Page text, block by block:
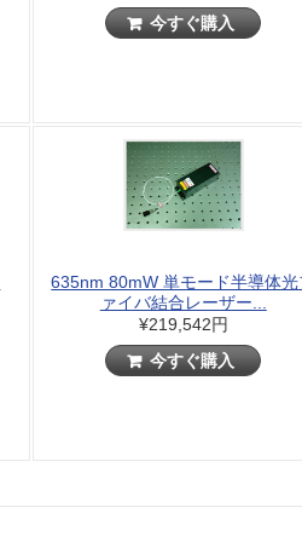
今すぐ購入
635nm 80mW 単モード半導体光
ァイバ結合レーザー...
¥219,542円
今すぐ購入